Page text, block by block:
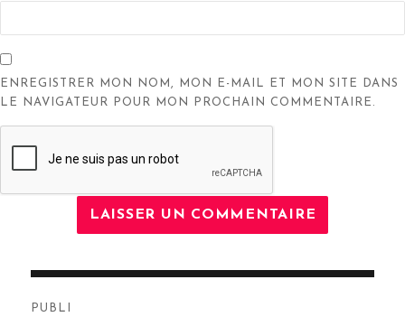
ENREGISTRER MON NOM, MON E-MAIL ET MON SITE DANS
LE NAVIGATEUR POUR MON PROCHAIN COMMENTAIRE.
PUBLI